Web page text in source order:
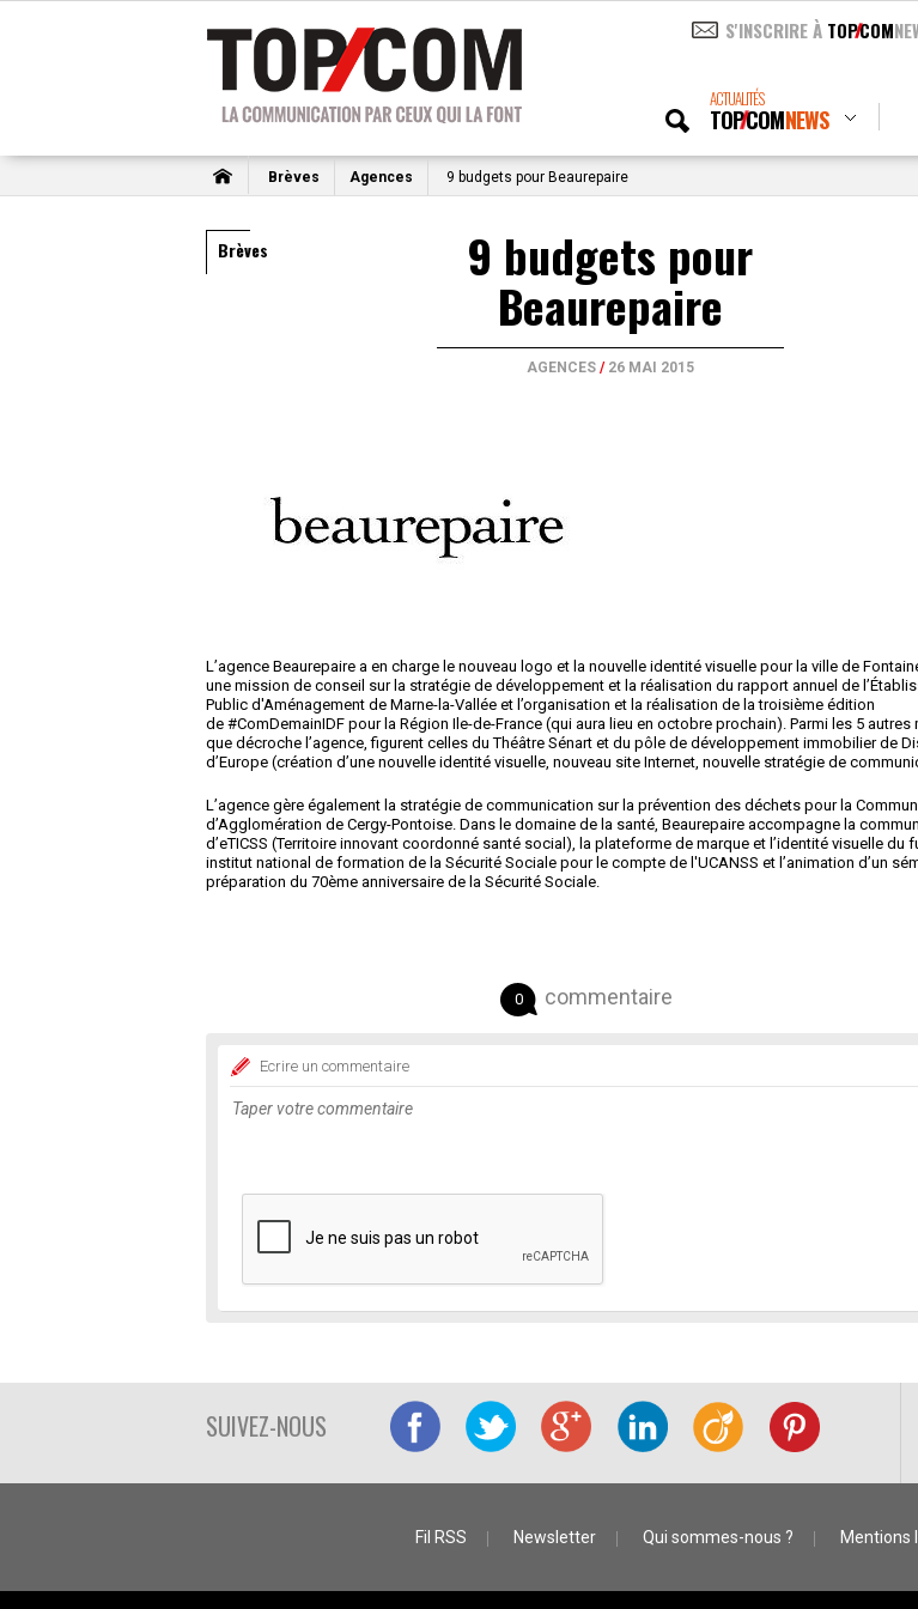
S'INSCRIRE À TOPCOM
ACTUALITÉS
TOPCOMNEWS
Brèves Agences 9 budgets pour Beaurepaire
Brèves 9 budgets pour
Beaurepaire
AGENCES / 26 MAI 2015
L’agence Beaurepaire a en charge le nouveau logo et la nouvelle identité visuelle pour la ville de
une mission de conseil sur la stratégie de développement et la réalisation du rapport annuel de
Public d'Aménagement de Marne-la-Vallée et l’organisation et la réalisation de la troisième édition
de #ComDemainIDF pour la Région Ile-de-France (qui aura lieu en octobre prochain). Parmi les 5
que décroche l’agence, figurent celles du Théâtre Sénart et du pôle de développement immobilier de
d’Europe (création d’une nouvelle identité visuelle, nouveau site Internet, nouvelle stratégie de
L’agence gère également la stratégie de communication sur la prévention des déchets pour la
d’Agglomération de Cergy-Pontoise. Dans le domaine de la santé, Beaurepaire accompagne la
d’eTICSS (Territoire innovant coordonné santé social), la plateforme de marque et l’identité visuelle du
institut national de formation de la Sécurité Sociale pour le compte de l'UCANSS et l’animation d’un
préparation du 70ème anniversaire de la Sécurité Sociale.
0 commentaire
Ecrire un commentaire
SUIVEZ-NOUS
Fil RSS Newsletter Qui sommes-nous ? Mentions